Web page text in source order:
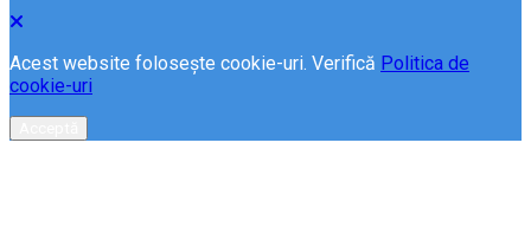
Acest website folosește cookie-uri. Verifică Politica de
cookie-uri